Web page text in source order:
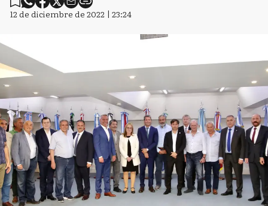
12 de diciembre de 2022 | 23:24